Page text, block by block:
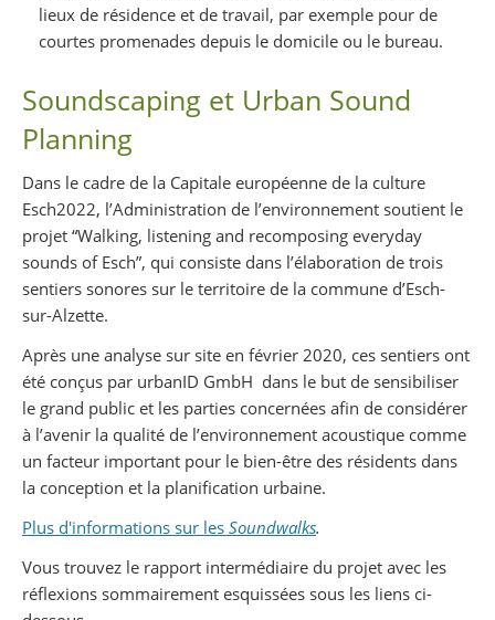
lieux de résidence et de travail, par exemple pour de
courtes promenades depuis le domicile ou le bureau.
Soundscaping et Urban Sound
Planning
Dans le cadre de la Capitale européenne de la culture
Esch2022, l’Administration de l’environnement soutient le
projet “Walking, listening and recomposing everyday
sounds of Esch”, qui consiste dans l’élaboration de trois
sentiers sonores sur le territoire de la commune d’Esch-
sur-Alzette.
Après une analyse sur site en février 2020, ces sentiers ont
été conçus par urbanID GmbH dans le but de sensibiliser
le grand public et les parties concernées afin de considérer
à l’avenir la qualité de l’environnement acoustique comme
un facteur important pour le bien-être des résidents dans
la conception et la planification urbaine.
Plus d'informations sur les Soundwalks.
Vous trouvez le rapport intermédiaire du projet avec les
réflexions sommairement esquissées sous les liens ci-